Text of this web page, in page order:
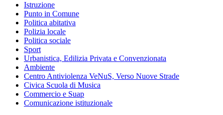
Istruzione
Punto in Comune
Politica abitativa
Polizia locale
Politica sociale
Sport
Urbanistica, Edilizia Privata e Convenzionata
Ambiente
Centro Antiviolenza VeNuS, Verso Nuove Strade
Civica Scuola di Musica
Commercio e Suap
Comunicazione istituzionale